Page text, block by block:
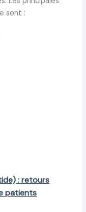
sont :
: retours
patients